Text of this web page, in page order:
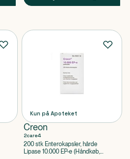
Kun på Apoteket
Creon
2care4
200 stk Enterokapsler, hårde
Lipase 10.000 EP-e (Håndkøb,